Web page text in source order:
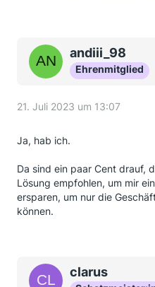
andiii_98
Ehrenmitglied
21. Juli 2023 um 13:07
Ja, hab ich.
Da sind ein paar Cent drauf,
Lösung empfohlen, um mir
ersparen, um nur die
können.
clarus